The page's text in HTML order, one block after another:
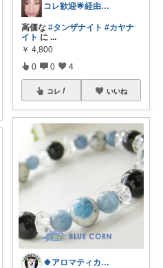
コレ歓迎🌟経由ご購入本当にありがとう🙏✨
高価な #タンザナイト #カヤナ
イト に ...
￥ 4,800
0 0 4
コレ いいね
🍀アロマティカス🍀☺️購入感謝☺️